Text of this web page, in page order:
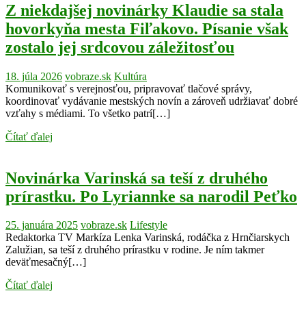
Z niekdajšej novinárky Klaudie sa stala
hovorkyňa mesta Fiľakovo. Písanie však
zostalo jej srdcovou záležitosťou
18. júla 2026 vobraze.sk Kultúra
Komunikovať s verejnosťou, pripravovať tlačové správy,
koordinovať vydávanie mestských novín a zároveň udržiavať dobré
vzťahy s médiami. To všetko patrí[…]
Čítať ďalej
Novinárka Varinská sa teší z druhého
prírastku. Po Lyriannke sa narodil Peťko
25. januára 2025 vobraze.sk Lifestyle
Redaktorka TV Markíza Lenka Varinská, rodáčka z Hrnčiarskych
Zalužian, sa teší z druhého prírastku v rodine. Je ním takmer
deväťmesačný[…]
Čítať ďalej